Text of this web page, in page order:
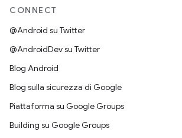
CONNECT
@Android su Twitter
@AndroidDev su Twitter
Blog Android
Blog sulla sicurezza di Google
Piattaforma su Google Groups
Building su Google Groups